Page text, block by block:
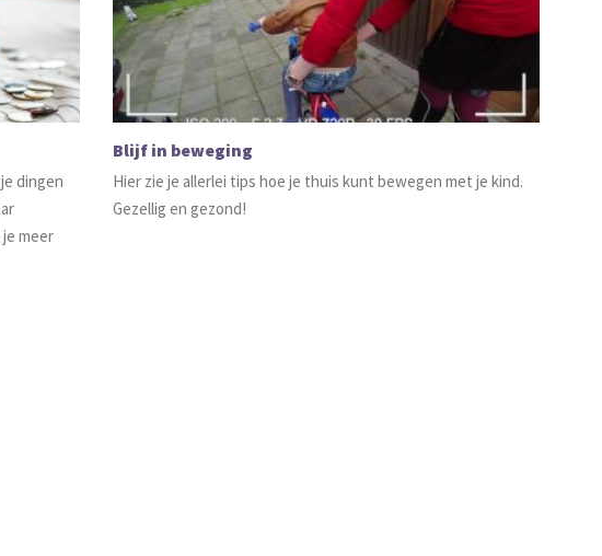
dingen
meer
Blijf in beweging
Hier zie je allerlei tips hoe je thuis kunt bewegen met je kind.
Gezellig en gezond!